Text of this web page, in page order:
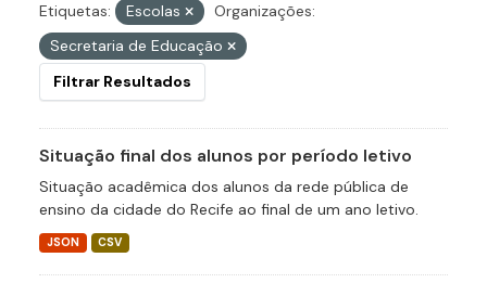
Etiquetas: Escolas
Organizações:
Secretaria de Educação
Filtrar Resultados
Situação final dos alunos por período letivo
Situação acadêmica dos alunos da rede pública de
ensino da cidade do Recife ao final de um ano letivo.
JSON CSV